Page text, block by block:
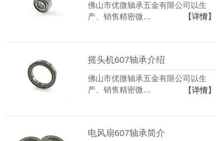
佛山市优微轴承五金有限公司以生
产、销售精密微…
【详情】
摇头机607轴承介绍
佛山市优微轴承五金有限公司以生
产、销售精密微…
【详情】
电风扇607轴承简介